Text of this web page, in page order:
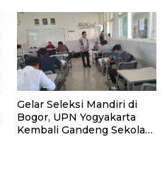
Gelar Seleksi Mandiri di
Bogor, UPN Yogyakarta
Kembali Gandeng Sekolah